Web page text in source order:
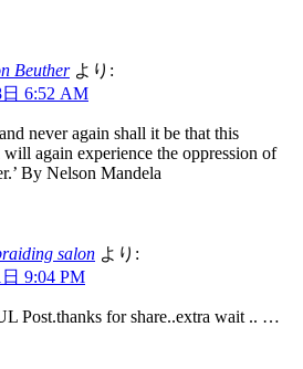
Beuther より:
6:52 AM
never again shall it be that this
again experience the oppression of
By Nelson Mandela
salon より:
9:04 PM
Post.thanks for share..extra wait .. …